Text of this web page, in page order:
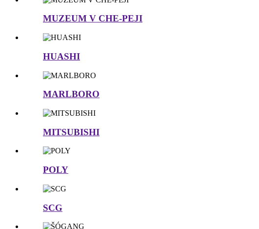
MUZEUM V CHE-PEJI
HUASHI
MARLBORO
MITSUBISHI
POLY
SCG